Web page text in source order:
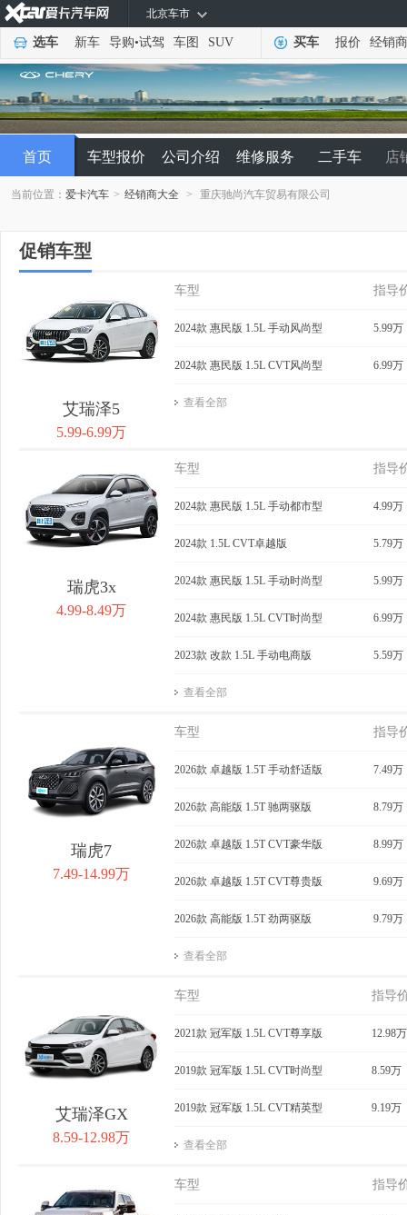
北京车市
选车 新车 导购•试驾 车图 SUV 买车 报价 经销商
首页 车型报价 公司介绍 维修服务 二手车 店
当前位置：爱卡汽车 > 经销商大全 > 重庆驰尚汽车贸易有限公司
促销车型
艾瑞泽5
5.99-6.99万
车型 指导
2024款 惠民版 1.5L 手动风尚型 5.99万
2024款 惠民版 1.5L CVT风尚型 6.99万
查看全部
瑞虎3x
4.99-8.49万
车型 指导
2024款 惠民版 1.5L 手动都市型 4.99万
2024款 1.5L CVT卓越版 5.79万
2024款 惠民版 1.5L 手动时尚型 5.99万
2024款 惠民版 1.5L CVT时尚型 6.99万
2023款 改款 1.5L 手动电商版 5.59万
查看全部
瑞虎7
7.49-14.99万
车型 指导
2026款 卓越版 1.5T 手动舒适版 7.49万
2026款 高能版 1.5T 驰两驱版 8.79万
2026款 卓越版 1.5T CVT豪华版 8.99万
2026款 卓越版 1.5T CVT尊贵版 9.69万
2026款 高能版 1.5T 劲两驱版 9.79万
查看全部
艾瑞泽GX
8.59-12.98万
车型 指导
2021款 冠军版 1.5L CVT尊享版 12.98万
2019款 冠军版 1.5L CVT时尚型 8.59万
2019款 冠军版 1.5L CVT精英型 9.19万
查看全部
车型 指导